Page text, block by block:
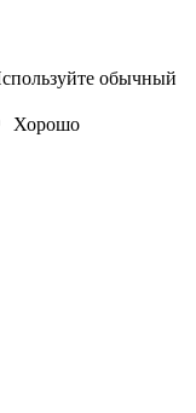
обычный
Хорошо